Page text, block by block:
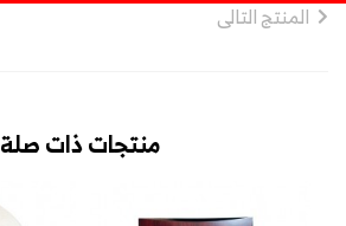
المنتج التالى
منتجات ذات صلة